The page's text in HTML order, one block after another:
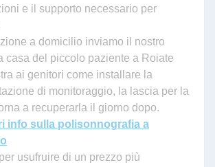
e il supporto necessario per
a domicilio inviamo il nostro
casa del piccolo paziente a Roiate
ai genitori come installare la
di monitoraggio, la lascia per la
a recuperarla il giorno dopo.
info sulla polisonnografia a
usufruire di un prezzo più